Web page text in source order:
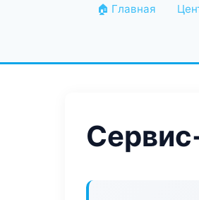
🏠 Главная